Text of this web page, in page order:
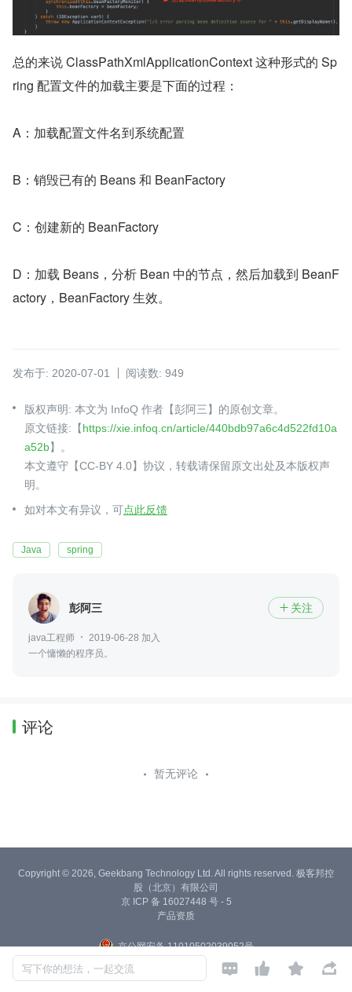
总的来说 ClassPathXmlApplicationContext 这种形式的 Sp
ring 配置文件的加载主要是下面的过程：
A：加载配置文件名到系统配置
B：销毁已有的 Beans 和 BeanFactory
C：创建新的 BeanFactory
D：加载 Beans，分析 Bean 中的节点，然后加载到 BeanF
actory，BeanFactory 生效。
发布于: 2020-07-01 阅读数: 949
版权声明: 本文为 InfoQ 作者【彭阿三】的原创文章。
原文链接:【https://xie.infoq.cn/article/440bdb97a6c4d522fd10a
a52b】。
本文遵守【CC-BY 4.0】协议，转载请保留原文出处及本版权声
明。
如对本文有异议，可点此反馈
Java spring
彭阿三  关注
java工程师
2019-06-28 加入
一个慵懒的程序员。
评论
暂无评论
写下你的想法，一起交流    
Copyright © 2026, Geekbang Technology Ltd. All rights reserved. 极客邦控
股（北京）有限公司
京 ICP 备 16027448 号 - 5
产品资质
京公网安备 11010502039052号